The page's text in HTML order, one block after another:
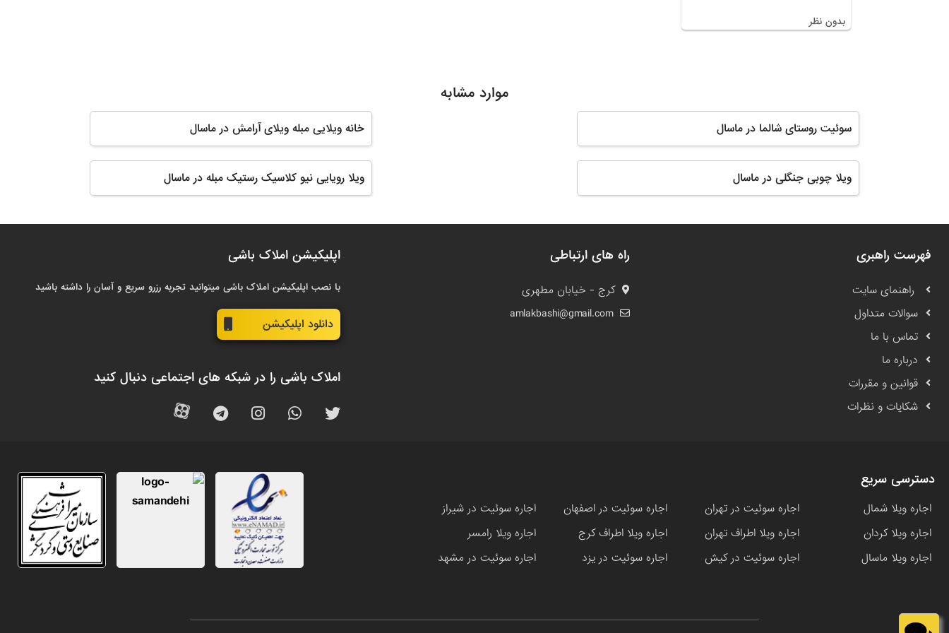
بدون نظر
موارد مشابه
سوئیت روستای شالما در ماسال خانه ویلایی مبله ویلای آرامش در ماسال
ویلا چوبی جنگلی در ماسال ویلا رویایی نیو کلاسیک رستیک مبله در ماسال
فهرست راهبری
راهنمای سایت
سوالات متداول
تماس با ما
درباره ما
قوانین و مقررات
شکایات و نظرات
راه های ارتباطی
کرج - خیابان مطهری
amlakbashi@gmail.com
اپلیکیشن املاک باشی
با نصب اپلیکیشن املاک باشی میتوانید تجربه رزرو سریع و آسان را داشته باشید
دانلود اپلیکیشن
املاک باشی را در شبکه های اجتماعی دنبال کنید
دسترسی سریع
اجاره ویلا شمال اجاره سوئیت در تهران اجاره سوئیت در اصفهان
اجاره سوئیت در شیراز
اجاره ویلا کردان
اجاره ویلا اطراف تهران اجاره ویلا اطراف کرج
اجاره ویلا رامسر
اجاره ویلا ماسال
اجاره سوئیت در کیش اجاره سوئیت در یزد اجاره سوئیت در مشهد